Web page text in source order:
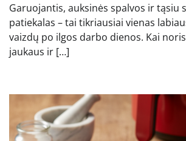
Garuojantis, auksinės spalvos ir tąsiu
patiekalas – tai tikriausiai vienas
vaizdų po ilgos darbo dienos. Kai
jaukaus ir […]